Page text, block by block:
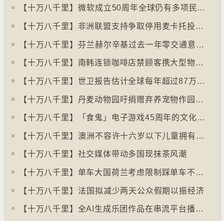
【十万八千里】⁠微软成立50周年全球仍有多项民生系统沿用旧视窗系统
【十万八千里】非洲联盟支持争取停用麦卡托投影法地点
【十万八千里】⁠芬兰赫尔辛基过去一年零交通意外致死个案
【十万八千里】南韩连锁咖啡店禁顾客携大型物品以减少长期占位办公情况
【十万八千里】世卫报告估计全球每年超过87万死亡个案与孤独病有关
【十万八千里】丹麦动物园吁捐赠弃养宠物作园内动物食粮
【十万八千里】「食鬼」电子游戏45周年的文化现象
【十万八千里】⁠澳洲不容许十六岁以下儿童拥有YOUTUBE帐户
【十万八千里】社交媒体带动多国现抹茶风潮
【十万八千里】单车大国荷兰考虑限制踩单车不高于时速廿五公里
【十万八千里】⁠法国拟减少两天公众假期以振经济
【十万八千里】全AI生成乐团作品在串流平台播放率累积过百万